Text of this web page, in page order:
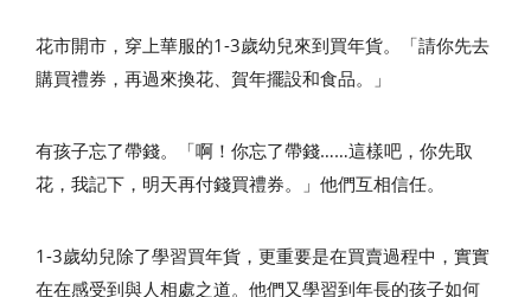
花市開市，穿上華服的1-3歲幼兒來到買年貨。「請你先去
購買禮券，再過來換花、賀年擺設和食品。」
有孩子忘了帶錢。「啊！你忘了帶錢……這樣吧，你先取
花，我記下，明天再付錢買禮券。」他們互相信任。
1-3歲幼兒除了學習買年貨，更重要是在買賣過程中，實實
在在感受到與人相處之道。他們又學習到年長的孩子如何